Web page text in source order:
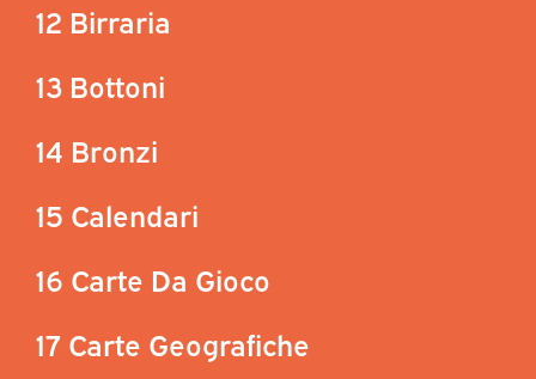
12 Birraria
13 Bottoni
14 Bronzi
15 Calendari
16 Carte Da Gioco
17 Carte Geografiche